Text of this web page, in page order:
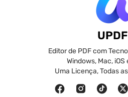
UPDF
Editor de PDF com
Windows, Mac, iOS
Uma Licença, Todas